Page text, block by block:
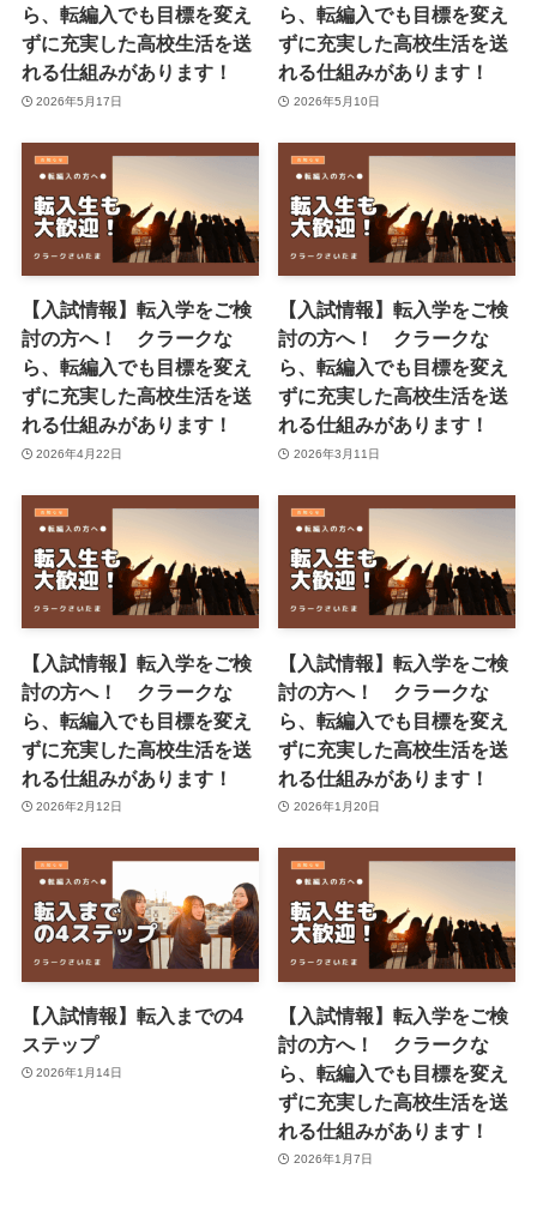
ら、転編入でも目標を変え
ずに充実した高校生活を送
れる仕組みがあります！
2026年5月17日
ら、転編入でも目標を変え
ずに充実した高校生活を送
れる仕組みがあります！
2026年5月10日
【入試情報】転入学をご検
討の方へ！ クラークな
ら、転編入でも目標を変え
ずに充実した高校生活を送
れる仕組みがあります！
2026年4月22日
【入試情報】転入学をご検
討の方へ！ クラークな
ら、転編入でも目標を変え
ずに充実した高校生活を送
れる仕組みがあります！
2026年3月11日
【入試情報】転入学をご検
討の方へ！ クラークな
ら、転編入でも目標を変え
ずに充実した高校生活を送
れる仕組みがあります！
2026年2月12日
【入試情報】転入学をご検
討の方へ！ クラークな
ら、転編入でも目標を変え
ずに充実した高校生活を送
れる仕組みがあります！
2026年1月20日
【入試情報】転入までの4
ステップ
2026年1月14日
【入試情報】転入学をご検
討の方へ！ クラークな
ら、転編入でも目標を変え
ずに充実した高校生活を送
れる仕組みがあります！
2026年1月7日